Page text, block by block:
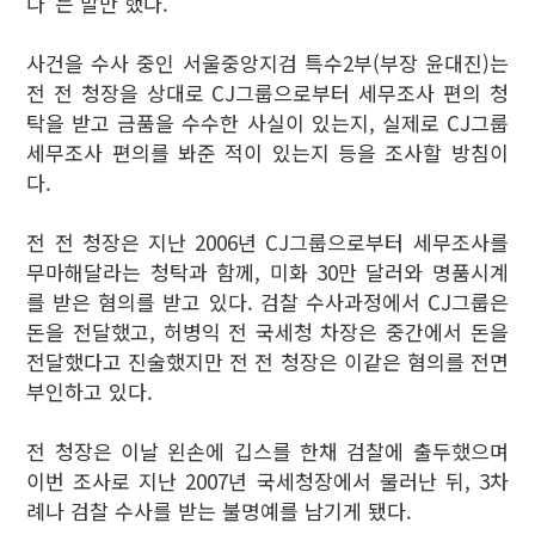
사건을 수사 중인 서울중앙지검 특수2부(부장 윤대진)는
전 전 청장을 상대로 CJ그룹으로부터 세무조사 편의 청
탁을 받고 금품을 수수한 사실이 있는지, 실제로 CJ그룹
세무조사 편의를 봐준 적이 있는지 등을 조사할 방침이
다.
전 전 청장은 지난 2006년 CJ그룹으로부터 세무조사를
무마해달라는 청탁과 함께, 미화 30만 달러와 명품시계
를 받은 혐의를 받고 있다. 검찰 수사과정에서 CJ그룹은
돈을 전달했고, 허병익 전 국세청 차장은 중간에서 돈을
전달했다고 진술했지만 전 전 청장은 이같은 혐의를 전면
부인하고 있다.
전 청장은 이날 왼손에 깁스를 한채 검찰에 출두했으며
이번 조사로 지난 2007년 국세청장에서 물러난 뒤, 3차
례나 검찰 수사를 받는 불명예를 남기게 됐다.